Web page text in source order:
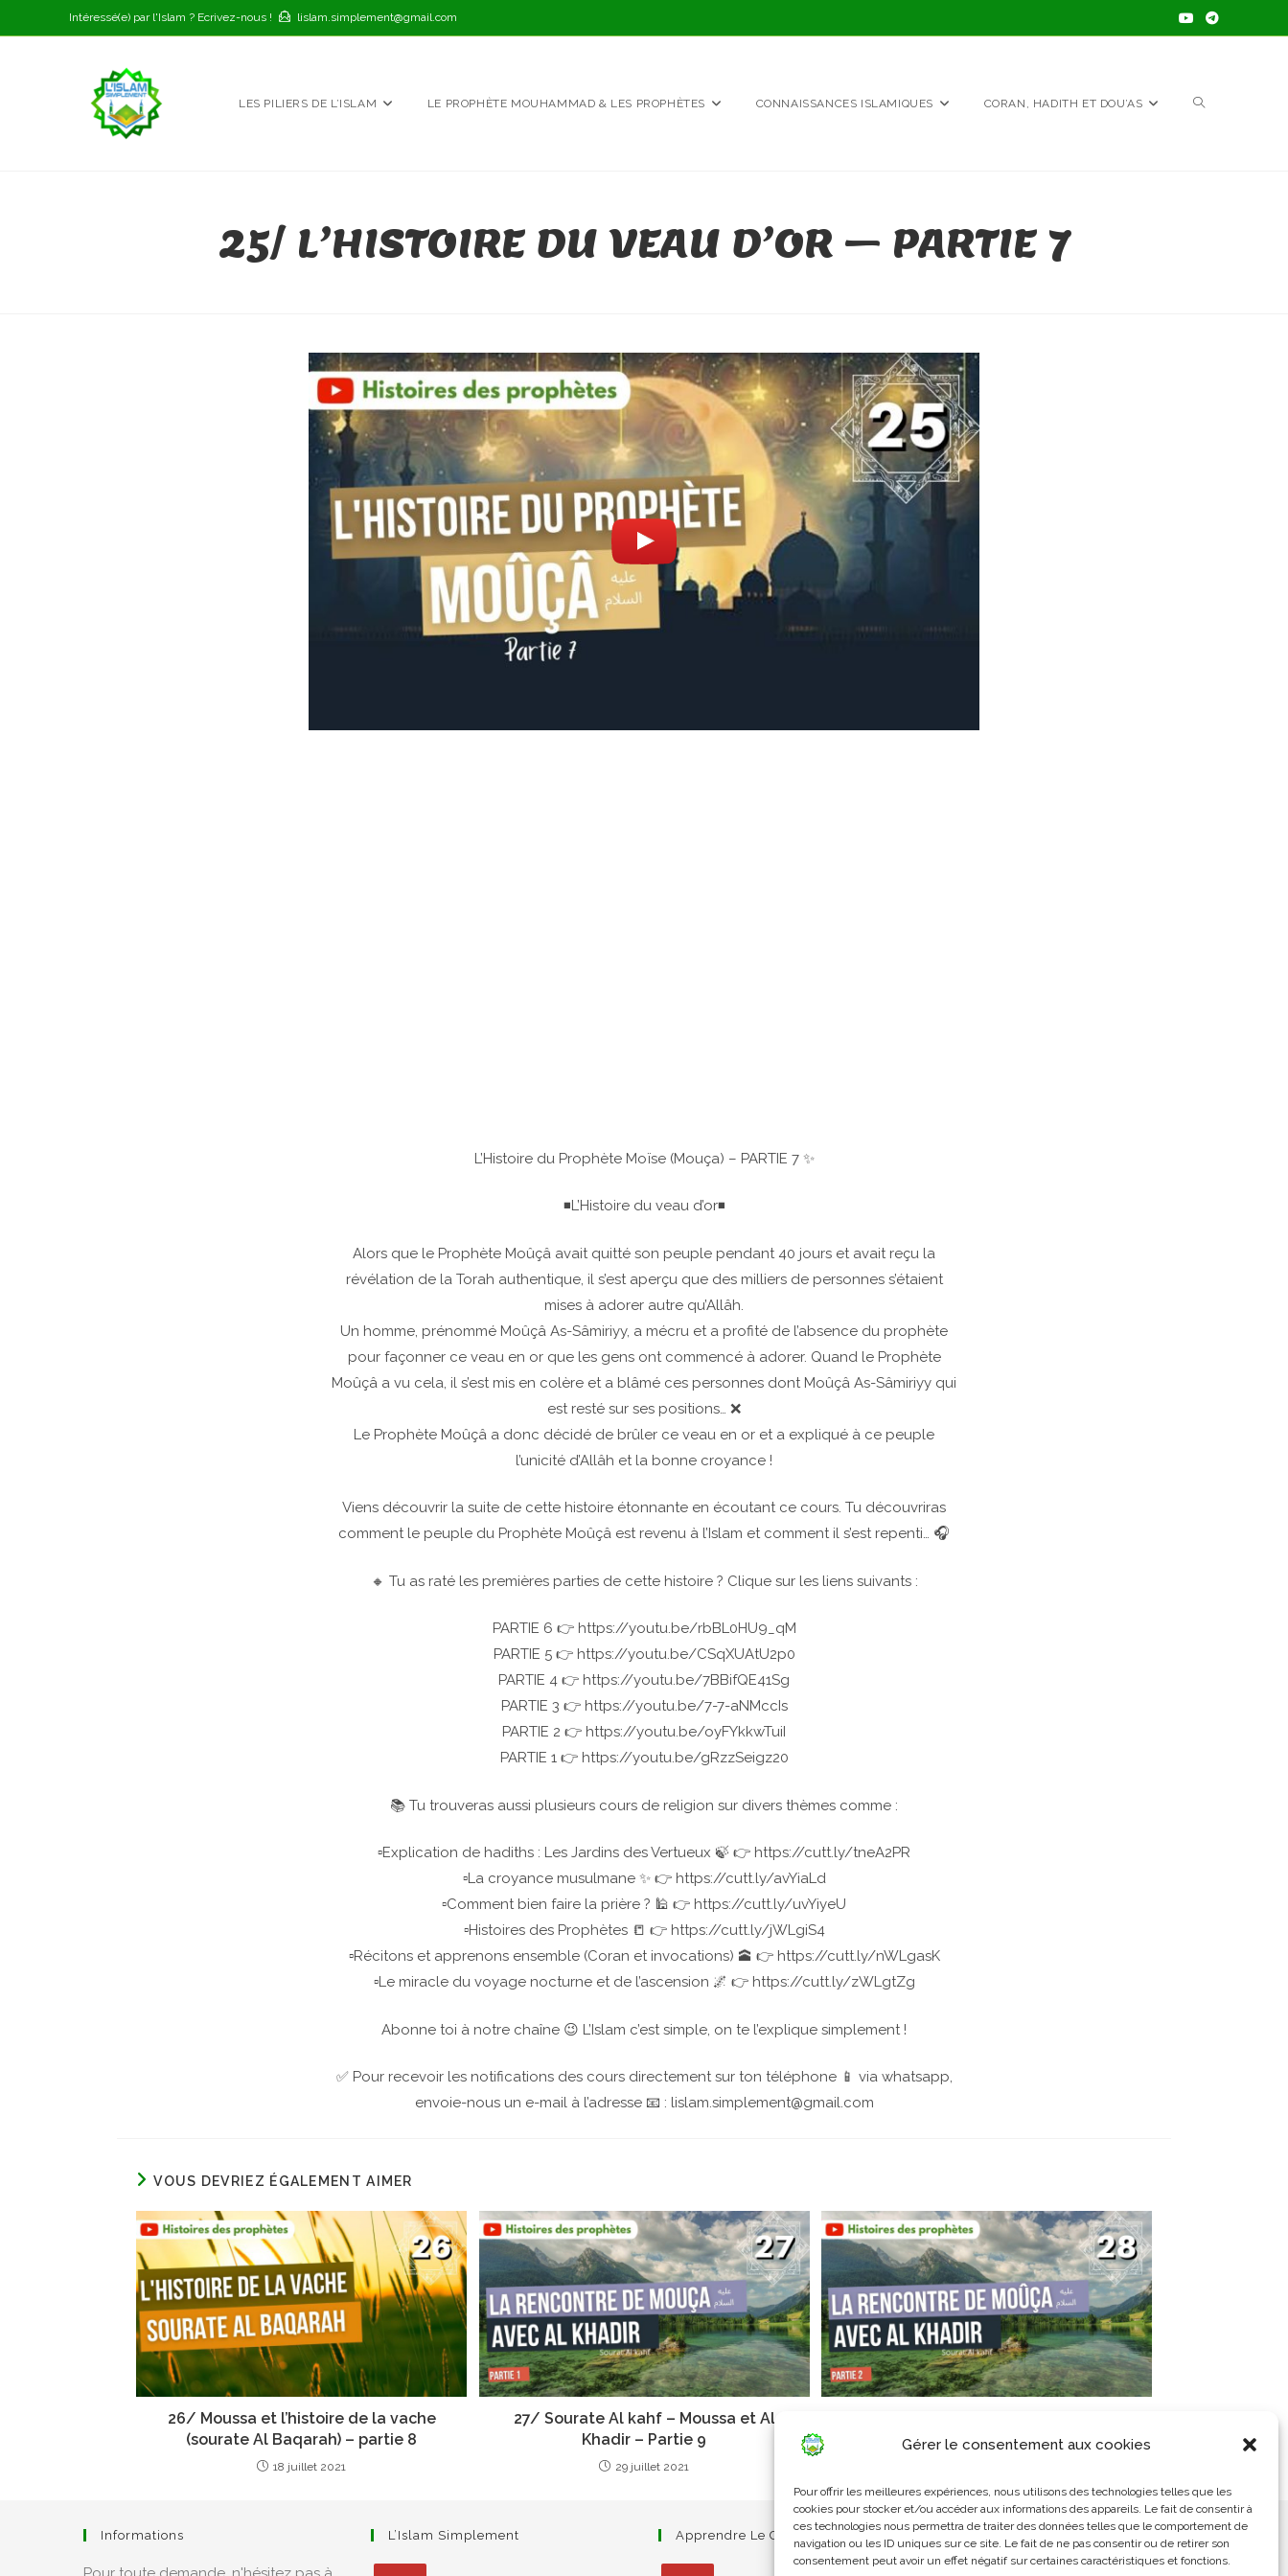
Gérer le consentement aux cookies
Pour offrir les meilleures expériences, nous utilisons des technologies telles que les
cookies pour stocker et/ou accéder aux informations des appareils. Le fait de consentir à
ces technologies nous permettra de traiter des données telles que le comportement de
navigation ou les ID uniques sur ce site. Le fait de ne pas consentir ou de retirer son
consentement peut avoir un effet négatif sur certaines caractéristiques et fonctions.
to
Intéressé(e) par l'Islam ? Ecrivez-nous ! lislam.simplement@gmail.com
LES PILIERS DE L’ISLAM LE PROPHÈTE MOUHAMMAD & LES PROPHÈTES CONNAISSANCES ISLAMIQUES CORAN, HADITH ET DOU’AS TOGGLE
25/ L’HISTOIRE DU VEAU D’OR – PARTIE 7
L’Histoire du Prophète Moïse (Mouça) – PARTIE 7 ✨
◾L’Histoire du veau d’or◾
Alors que le Prophète Moûçâ avait quitté son peuple pendant 40 jours et avait reçu la
révélation de la Torah authentique, il s’est aperçu que des milliers de personnes s’étaient
mises à adorer autre qu’Allâh.
Un homme, prénommé Moûçâ As-Sâmiriyy, a mécru et a profité de l’absence du prophète
pour façonner ce veau en or que les gens ont commencé à adorer. Quand le Prophète
Moûçâ a vu cela, il s’est mis en colère et a blâmé ces personnes dont Moûçâ As-Sâmiriyy qui
est resté sur ses positions… ❌
Le Prophète Moûçâ a donc décidé de brûler ce veau en or et a expliqué à ce peuple
l’unicité d’Allâh et la bonne croyance !
Viens découvrir la suite de cette histoire étonnante en écoutant ce cours. Tu découvriras
comment le peuple du Prophète Moûçâ est revenu à l’Islam et comment il s’est repenti… 🎧
🔸 Tu as raté les premières parties de cette histoire ? Clique sur les liens suivants :
PARTIE 6 👉 https://youtu.be/rbBL0HU9_qM
PARTIE 5 👉 https://youtu.be/CSqXUAtU2p0
PARTIE 4 👉 https://youtu.be/7BBifQE41Sg
PARTIE 3 👉 https://youtu.be/7-7-aNMccIs
PARTIE 2 👉 https://youtu.be/oyFYkkwTuiI
PARTIE 1 👉 https://youtu.be/gRzzSeigz20
📚 Tu trouveras aussi plusieurs cours de religion sur divers thèmes comme :
▫️Explication de hadiths : Les Jardins des Vertueux 🍃 👉 https://cutt.ly/tneA2PR
▫️La croyance musulmane ✨ 👉 https://cutt.ly/avYiaLd
▫️Comment bien faire la prière ? 🕌 👉 https://cutt.ly/uvYiyeU
▫️Histoires des Prophètes 📒 👉 https://cutt.ly/jWLgiS4
▫️Récitons et apprenons ensemble (Coran et invocations) 🕋 👉 https://cutt.ly/nWLgasK
▫️Le miracle du voyage nocturne et de l’ascension 🌌 👉 https://cutt.ly/zWLgtZg
Abonne toi à notre chaîne 😉 L’Islam c’est simple, on te l’explique simplement !
✅ Pour recevoir les notifications des cours directement sur ton téléphone 📱 via whatsapp,
envoie-nous un e-mail à l’adresse 📧 : lislam.simplement@gmail.com
VOUS DEVRIEZ ÉGALEMENT AIMER
26/ Moussa et l’histoire de la vache
(sourate Al Baqarah) – partie 8
18 juillet 2021
27/ Sourate Al kahf – Moussa et Al
Khadir – Partie 9
29 juillet 2021
Khadir – Partie 10
Informations L’Islam Simplement Apprendre Le Coran Simplement